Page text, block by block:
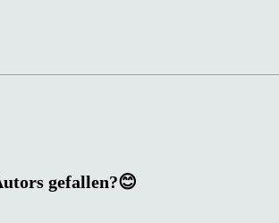
gefallen?😊